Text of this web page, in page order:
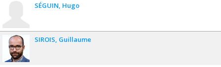
SÉGUIN Hugo
SIROIS Guillaume